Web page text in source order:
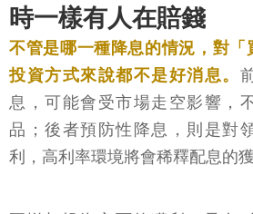
時一樣有人在賠錢
不管是哪一種降息的情況，對「
投資方式來說都不是好消息。
息，可能會受市場走空影響，
品；後者預防性降息，則是對
利，高利率環境將會稀釋配息的獲